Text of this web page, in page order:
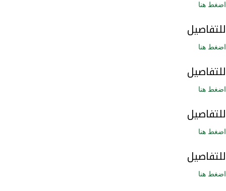
اضغط هنا
للتفاصيل
اضغط هنا
للتفاصيل
اضغط هنا
للتفاصيل
اضغط هنا
للتفاصيل
اضغط هنا